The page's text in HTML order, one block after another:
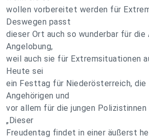
wollen vorbereitet werden für
Deswegen passt
dieser Ort auch so wunderbar für die
Angelobung,
weil auch sie für Extremsituationen
Heute sei
ein Festtag für Niederösterreich, die
Angehörigen und
vor allem für die jungen Polizistinnen
„Dieser
Freudentag findet in einer äußerst